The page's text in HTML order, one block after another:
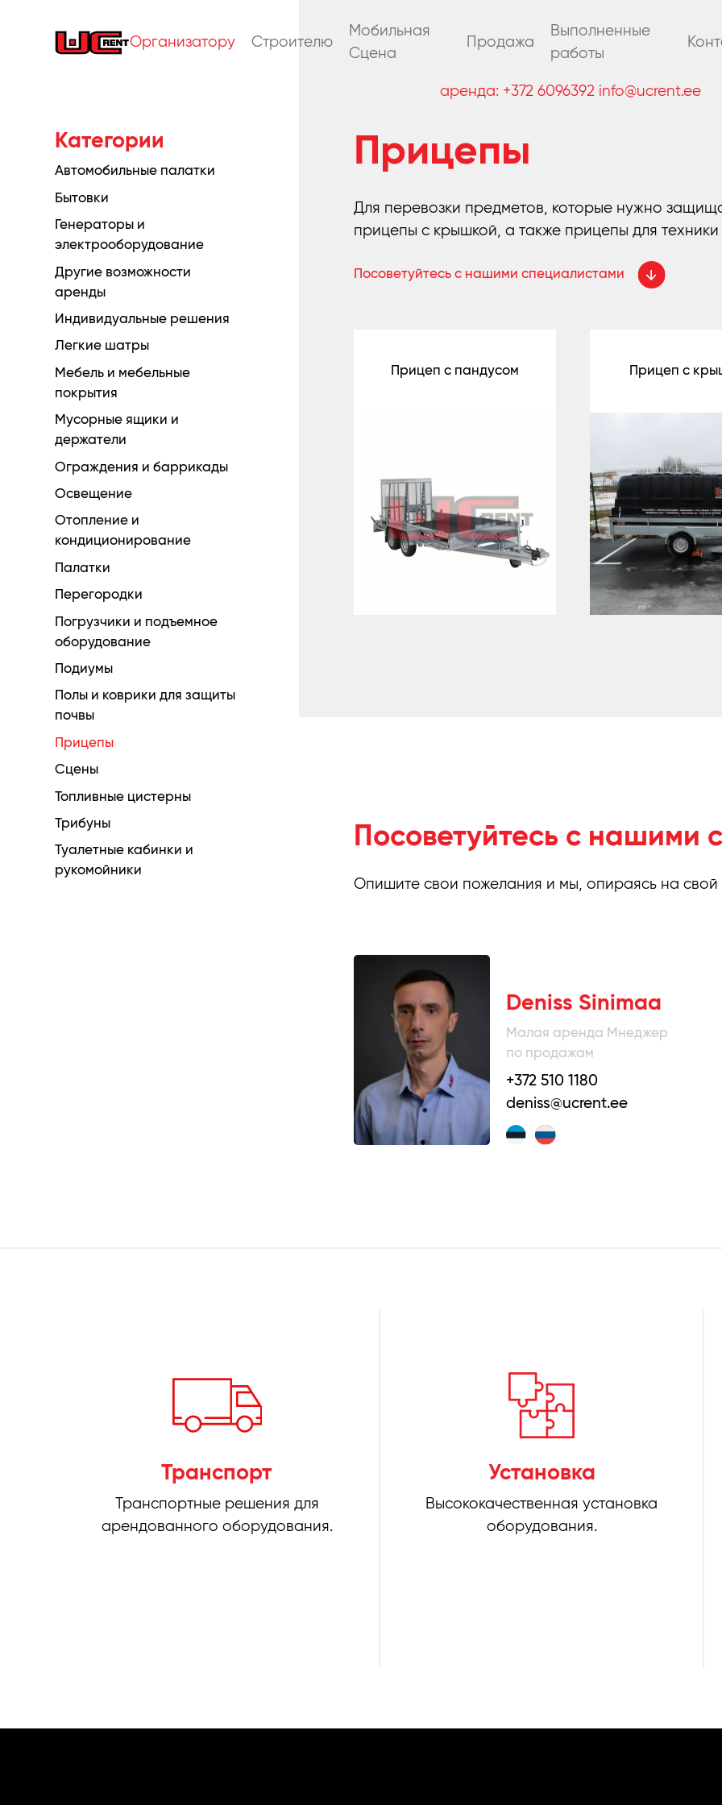
Организатору Строителю
Mобильная
Cцена
Продажа
Выполненные
работы
аренда: +372 6096392 info@ucrent.ee
Категории
Автомобильные палатки
Бытовки
Генераторы и
электрооборудование
Другие возможности
аренды
Индивидуальные решения
Легкие шатры
Мебель и мебельные
покрытия
Мусорные ящики и
держатели
Ограждения и баррикады
Освещение
Отопление и
кондиционирование
Палатки
Перегородки
Погрузчики и подъемное
оборудование
Подиумы
Полы и коврики для защиты
почвы
Прицепы
Сцены
Топливные цистерны
Трибуны
Туалетные кабинки и
рукомойники
Прицепы
Для перевозки предметов, которые нужно
прицепы с крышкой, а также прицепы для
Посоветуйтесь с нашими специалистами
Прицеп с пандусом Прицеп с
Посоветуйтесь с нашими
Опишите свои пожелания и мы, опираясь на
Deniss Sinimaa
Малая аренда Мнеджер
по продажам
+372 510 1180
deniss@ucrent.ee
Транспорт
Транспортные решения для
арендованного оборудования.
Установка
Высококачественная установка
оборудования.